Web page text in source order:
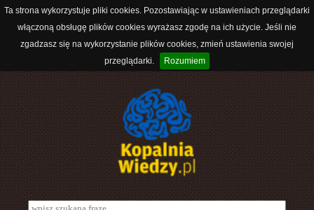
Ta strona wykorzystuje pliki cookies. Pozostawiając w ustawieniach przeglądarki
włączoną obsługę plików cookies wyrażasz zgodę na ich użycie. Jeśli nie
zgadzasz się na wykorzystanie plików cookies, zmień ustawienia swojej
przeglądarki.
Rozumiem